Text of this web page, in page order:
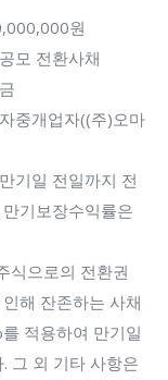
원
모 전환사채
중개업자((주)오마
기일 전일까지 전
기보장수익률은
식으로의 전환권
해 잔존하는 사채
적용하여 만기일
그 외 기타 사항은